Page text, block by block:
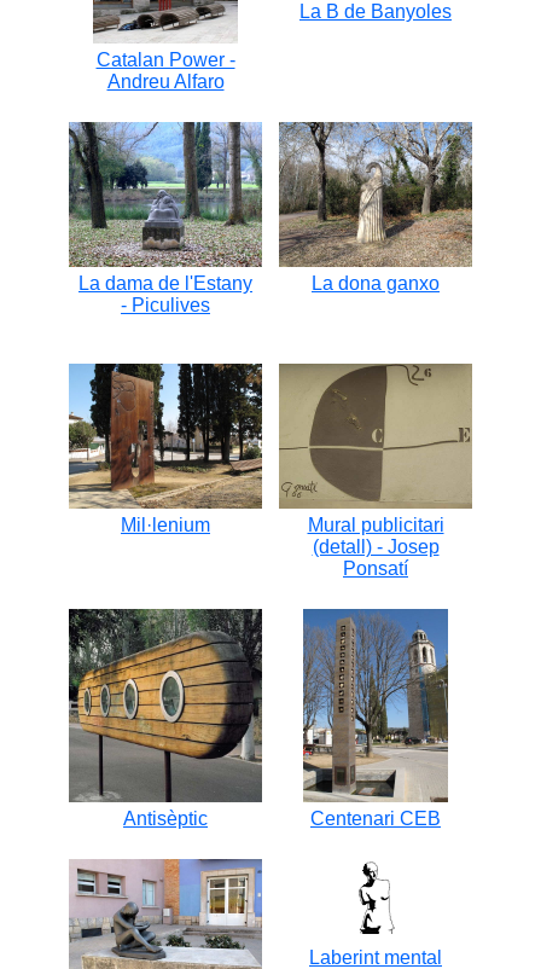
Catalan Power -
Andreu Alfaro
La B de Banyoles
La dama de l'Estany
- Piculives
La dona ganxo
Mil·lenium
Mural publicitari
(detall) - Josep
Ponsatí
Antisèptic Centenari CEB
Laberint mental